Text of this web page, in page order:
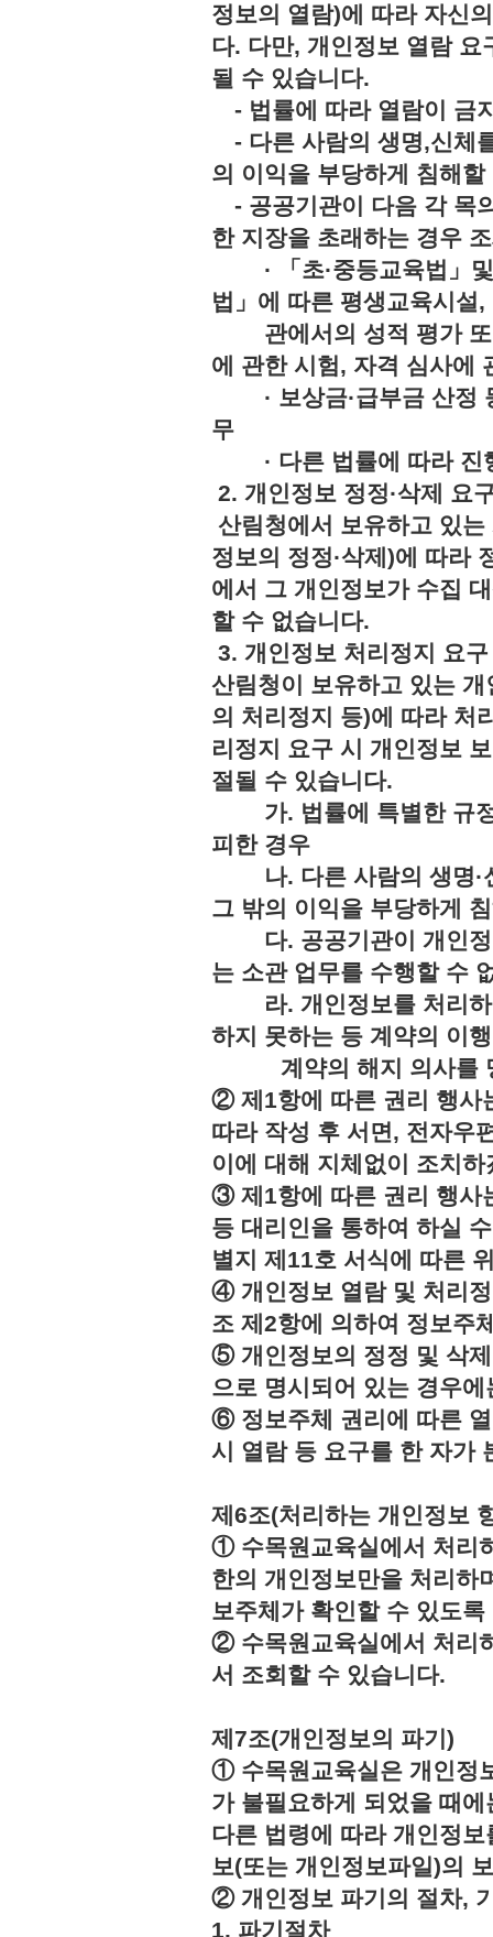
정보의 열람)에 따라 자신
다. 다만, 개인정보 열람
될 수 있습니다.
- 법률에 따라 열람이
- 다른 사람의 생명,신체
의 이익을 부당하게 침
- 공공기관이 다음 각 목
한 지장을 초래하는 경우
· 「초·중등교육법」및
법」에 따른 평생교육시설
관에서의 성적 평가 또
에 관한 시험, 자격 심사에
· 보상금·급부금 산정
무
· 다른 법률에 따라 진
2. 개인정보 정정·삭제 요
산림청에서 보유하고 있
정보의 정정·삭제)에 따라
에서 그 개인정보가 수집
할 수 없습니다.
3. 개인정보 처리정지 요구
산림청이 보유하고 있는
의 처리정지 등)에 따라 처
리정지 요구 시 개인정보
절될 수 있습니다.
가. 법률에 특별한 규정
피한 경우
나. 다른 사람의 생명·
그 밖의 이익을 부당하게
다. 공공기관이 개인정
는 소관 업무를 수행할 수
라. 개인정보를 처리하
하지 못하는 등 계약의 이
계약의 해지 의사를 명
② 제1항에 따른 권리 행사
따라 작성 후 서면, 전자우
이에 대해 지체없이 조치하
③ 제1항에 따른 권리 행사
등 대리인을 통하여 하실
별지 제11호 서식에 따른
④ 개인정보 열람 및 처리
조 제2항에 의하여 정보주
⑤ 개인정보의 정정 및 삭
으로 명시되어 있는 경우
⑥ 정보주체 권리에 따른
시 열람 등 요구를 한 자가
제6조(처리하는 개인정보
① 수목원교육실에서 처리
한의 개인정보만을 처리하
보주체가 확인할 수 있도
② 수목원교육실에서 처리
서 조회할 수 있습니다.
제7조(개인정보의 파기)
① 수목원교육실은 개인정
가 불필요하게 되었을 때
다른 법령에 따라 개인정
보(또는 개인정보파일)의
② 개인정보 파기의 절차,
1. 파기절차